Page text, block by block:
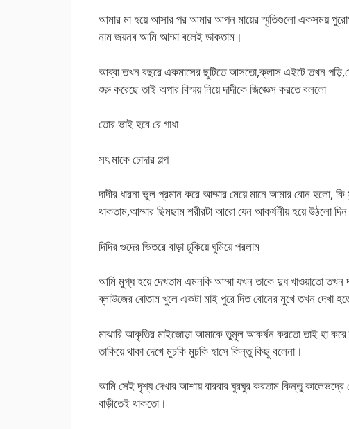
আমার মা হয়ে আসার পর আমার আপন মায়ের স্মৃতিগুলো একসময়
নাম জয়নব আমি আম্মা বলেই ডাকতাম।
আব্বা তখন বছরে একমাসের ছুটিতে আসতো,ক্লাস এইটে তখন
শুরু করেছে তাই অপার বিস্ময় নিয়ে দাদীকে জিজ্ঞেস করতে বললো
তোর ভাই হবে রে গাধা
সৎ মাকে চোদার গল্প
দাদীর ধারনা ভুল প্রমান করে আম্মার মেয়ে মানে আমার বোন হলো,
থাকতাম,আম্মার ছিমছাম শরীরটা আরো যেন আকর্ষনীয় হয়ে উঠলো দিন
দিদির গুদের ভিতরে বাড়া ঢুকিয়ে ঘুমিয়ে পরলাম
আমি মুগ্ধ হয়ে দেখতাম এমনকি আম্মা যখন তাকে দুধ খাওয়াতো তখন
ব্লাউজের বোতাম খুলে একটা মাই পুরে দিত বোনের মুখে তখন দেখা
মাঝারি আকৃতির মাইজোড়া আমাকে তুমুল আকর্ষন করতো তাই হা করে
তাকিয়ে থাকা দেখে মুচকি মুচকি হাসে কিন্তু কিছু বলেনা।
আমি সেই দৃশ্য দেখার আশায় বারবার ঘুরঘুর করতাম কিন্তু কালেভদ্রে
বাড়ীতেই থাকতো।